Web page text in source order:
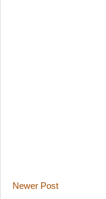
Newer Post